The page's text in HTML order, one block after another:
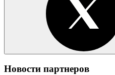
Новости партнеров